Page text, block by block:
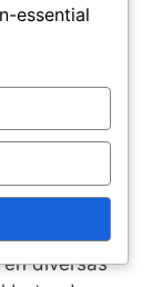
mientras
con
rectas
qué
de
diversas
essential